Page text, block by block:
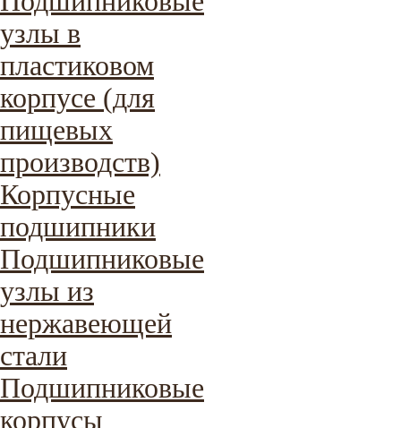
узлы в
пластиковом
корпусе (для
пищевых
производств)
Корпусные
подшипники
Подшипниковые
узлы из
нержавеющей
стали
Подшипниковые
корпусы